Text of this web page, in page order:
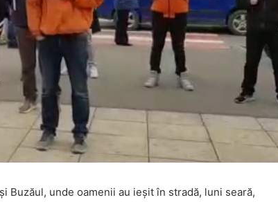
Buzăul, unde oamenii au ieșit în stradă, luni seară,